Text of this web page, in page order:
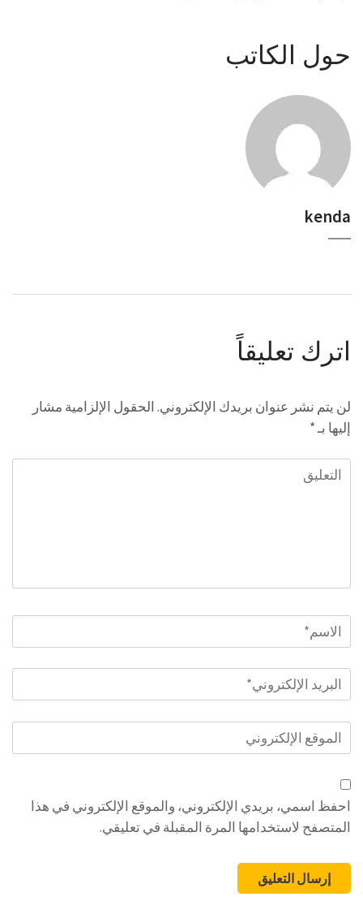
حول الكاتب
kenda
اترك تعليقاً
لن يتم نشر عنوان بريدك الإلكتروني. الحقول الإلزامية مشار
إليها بـ*
التعليق
الاسم
البريد
الإلكتروني*
الموقع
الإلكتروني
احفظ اسمي، بريدي الإلكتروني، والموقع الإلكتروني في هذا
المتصفح لاستخدامها المرة المقبلة في تعليقي.